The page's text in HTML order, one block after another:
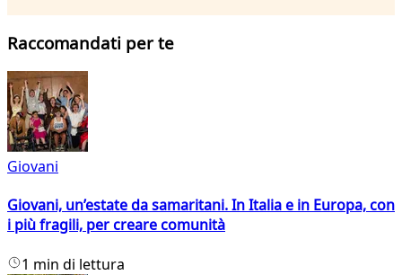
Raccomandati per te
Giovani
Giovani, un’estate da samaritani. In Italia e in Europa, con
i più fragili, per creare comunità
1 min di lettura